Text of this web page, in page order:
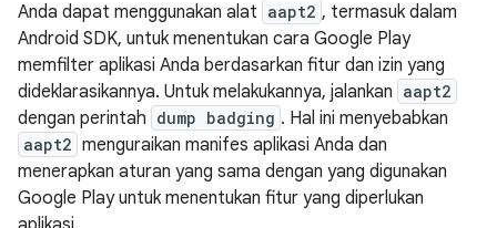
Anda dapat menggunakan alat aapt2 , termasuk dalam
Android SDK, untuk menentukan cara Google Play
memfilter aplikasi Anda berdasarkan fitur dan izin yang
dideklarasikannya. Untuk melakukannya, jalankan aapt2
dengan perintah dump badging . Hal ini menyebabkan
aapt2 menguraikan manifes aplikasi Anda dan
menerapkan aturan yang sama dengan yang digunakan
Google Play untuk menentukan fitur yang diperlukan